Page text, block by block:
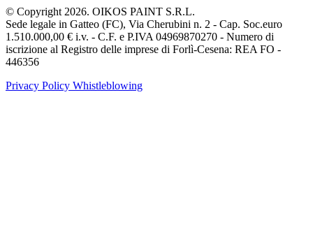
© Copyright 2026. OIKOS PAINT S.R.L.
Sede legale in Gatteo (FC), Via Cherubini n. 2 - Cap. Soc.euro
1.510.000,00 € i.v. - C.F. e P.IVA 04969870270 - Numero di
iscrizione al Registro delle imprese di Forlì-Cesena: REA FO -
446356
Privacy Policy Whistleblowing